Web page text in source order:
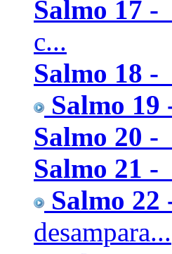
Salmo 17 -
c...
Salmo 18 -
Salmo 19
Salmo 20 -
Salmo 21 -
Salmo 22
desampara...